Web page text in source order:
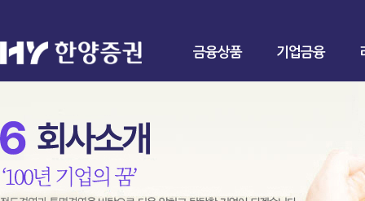
금융상품 기업금융